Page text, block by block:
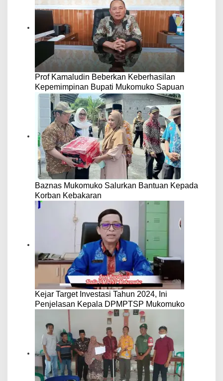
Prof Kamaludin Beberkan Keberhasilan
Kepemimpinan Bupati Mukomuko Sapuan
Baznas Mukomuko Salurkan Bantuan Kepada
Korban Kebakaran
Kejar Target Investasi Tahun 2024, Ini
Penjelasan Kepala DPMPTSP Mukomuko